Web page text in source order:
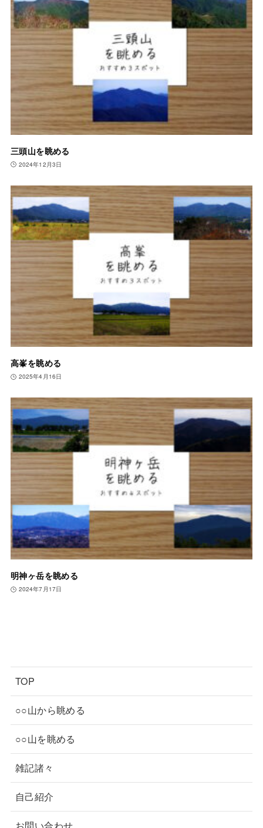
三頭山を眺める
2024年12月3日
高峯を眺める
2025年4月16日
明神ヶ岳を眺める
2024年7月17日
TOP
○○山から眺める
○○山を眺める
雑記諸々
自己紹介